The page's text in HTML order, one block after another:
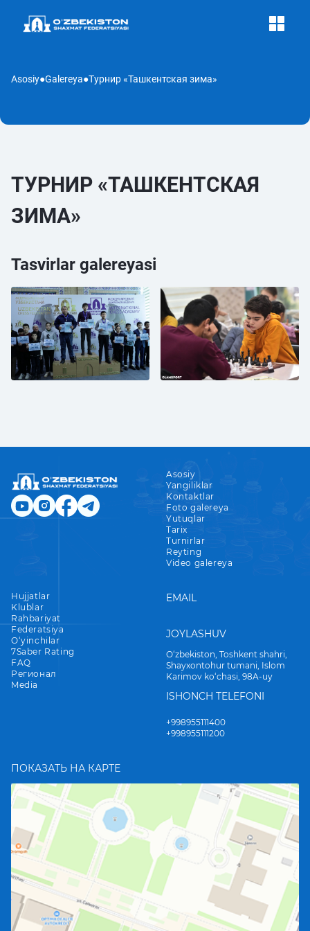
Asosiy●Galereya●Tурнир «Ташкентская зима»
TУРНИР «ТАШКЕНТСКАЯ
ЗИМА»
Tasvirlar galereyasi
Asosiy
Yangiliklar
Kontaktlar
Foto galereya
Yutuqlar
Tarix
Turnirlar
Reyting
Video galereya
Hujjatlar
Klublar
Rahbariyat
Federatsiya
O‘yinchilar
7Saber Rating
FAQ
Регионал
Media
EMAIL
JOYLASHUV
O‘zbekiston, Toshkent shahri,
Shayxontohur tumani, Islom
Karimov ko‘chasi, 98A-uy
ISHONCH TELEFONI
+998955111400
+998955111200
ПОКАЗАТЬ НА КАРТЕ